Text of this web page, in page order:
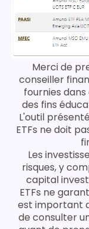
Merci de
conseiller
fournies
des fins
L'outil
ETFs ne doit
Les
risques, y
capital
ETFs ne
est important
de consulter